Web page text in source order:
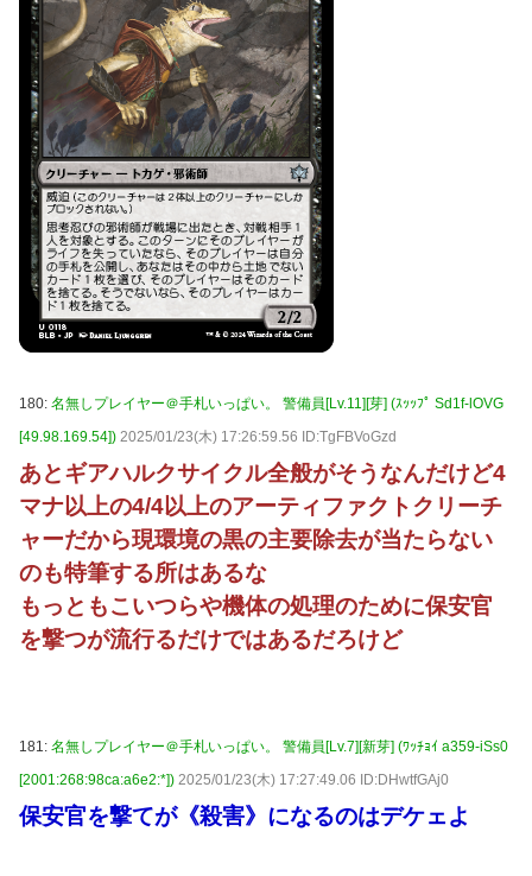
180: 名無しプレイヤー＠手札いっぱい。 警備員[Lv.11][芽] (ｽｯｯﾌﾟ Sd1f-lOVG
[49.98.169.54]) 2025/01/23(木) 17:26:59.56 ID:TgFBVoGzd
あとギアハルクサイクル全般がそうなんだけど4
マナ以上の4/4以上のアーティファクトクリーチ
ャーだから現環境の黒の主要除去が当たらない
のも特筆する所はあるな
もっともこいつらや機体の処理のために保安官
を撃つが流行るだけではあるだろけど
181: 名無しプレイヤー＠手札いっぱい。 警備員[Lv.7][新芽] (ﾜｯﾁｮｲ a359-iSs0
[2001:268:98ca:a6e2:*]) 2025/01/23(木) 17:27:49.06 ID:DHwtfGAj0
保安官を撃てが《殺害》になるのはデケェよ